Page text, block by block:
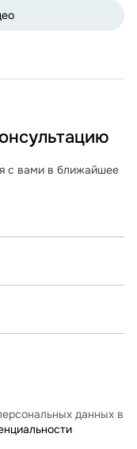
с вами в ближайшее
данных в